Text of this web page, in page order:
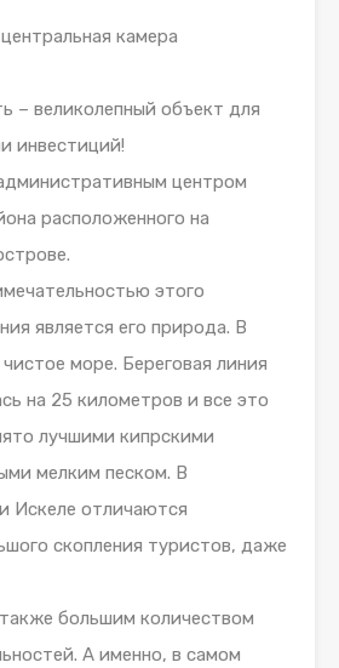
камера
– великолепный объект для
инвестиций!
центром
расположенного на
этого
является его природа. В
море. Береговая линия
на 25 километров и все это
лучшими кипрскими
мелким песком. В
Искеле отличаются
скопления туристов, даже
большим количеством
А именно, в самом